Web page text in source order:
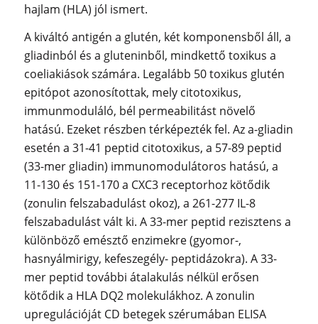
hajlam (HLA) jól ismert.
A kiváltó antigén a glutén, két komponensből áll, a
gliadinból és a gluteninből, mindkettő toxikus a
coeliakiások számára. Legalább 50 toxikus glutén
epitópot azonosítottak, mely citotoxikus,
immunmoduláló, bél permeabilitást növelő
hatású. Ezeket részben térképezték fel. Az a-gliadin
esetén a 31-41 peptid citotoxikus, a 57-89 peptid
(33-mer gliadin) immunomodulátoros hatású, a
11-130 és 151-170 a CXC3 receptorhoz kötődik
(zonulin felszabadulást okoz), a 261-277 IL-8
felszabadulást vált ki. A 33-mer peptid rezisztens a
különböző emésztő enzimekre (gyomor-,
hasnyálmirigy, kefeszegély- peptidázokra). A 33-
mer peptid további átalakulás nélkül erősen
kötődik a HLA DQ2 molekulákhoz. A zonulin
upregulációját CD betegek szérumában ELISA